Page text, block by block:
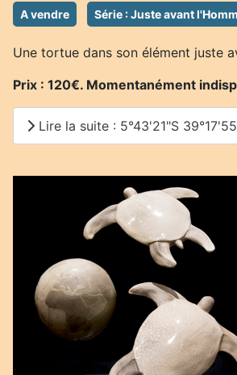
A vendre Série : Juste avant
Une tortue dans son élément juste
Prix : 120€. Momentanément
Lire la suite : 5°43'21"S